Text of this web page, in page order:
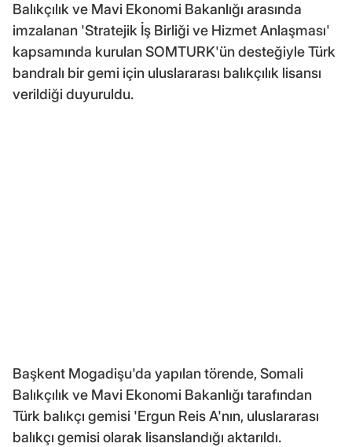
Balıkçılık ve Mavi Ekonomi Bakanlığı arasında
imzalanan 'Stratejik İş Birliği ve Hizmet Anlaşması'
kapsamında kurulan SOMTURK'ün desteğiyle Türk
bandralı bir gemi için uluslararası balıkçılık lisansı
verildiği duyuruldu.
Başkent Mogadişu'da yapılan törende, Somali
Balıkçılık ve Mavi Ekonomi Bakanlığı tarafından
Türk balıkçı gemisi 'Ergun Reis A'nın, uluslararası
balıkçı gemisi olarak lisanslandığı aktarıldı.